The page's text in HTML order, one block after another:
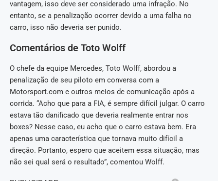
vantagem, isso deve ser considerado uma infração. No
entanto, se a penalização ocorrer devido a uma falha no
carro, isso não deveria ser punido.
Comentários de Toto Wolff
O chefe da equipe Mercedes, Toto Wolff, abordou a
penalização de seu piloto em conversa com a
Motorsport.com e outros meios de comunicação após a
corrida. “Acho que para a FIA, é sempre difícil julgar. O carro
estava tão danificado que deveria realmente entrar nos
boxes? Nesse caso, eu acho que o carro estava bem. Era
apenas uma característica que tornava muito difícil a
direção. Portanto, espero que aceitem essa situação, mas
não sei qual será o resultado”, comentou Wolff.